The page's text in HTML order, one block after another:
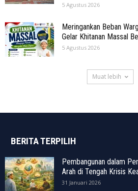
5 Agustus 2026
Meringankan Beban
Gelar Khitanan Massal
5 Agustus 2026
Muat lebih
BERITA TERPILIH
Pembangunan dalam
Arah di Tengah Krisis
31 Januari 2026